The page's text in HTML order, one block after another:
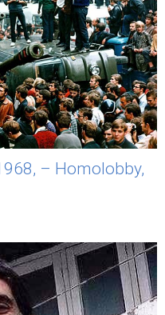
– Homolobby,